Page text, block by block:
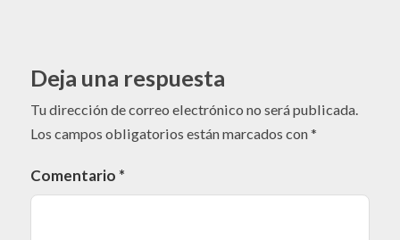
Deja una respuesta
Tu dirección de correo electrónico no será publicada.
Los campos obligatorios están marcados con*
Comentario *